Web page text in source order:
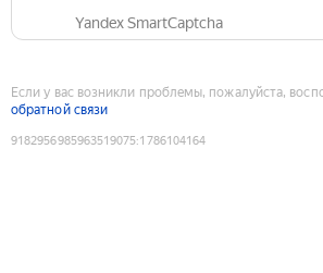
Yandex SmartCaptcha
Если у вас возникли проблемы, пожалуйста,
обратной связи
9182956985963519075:1786104164